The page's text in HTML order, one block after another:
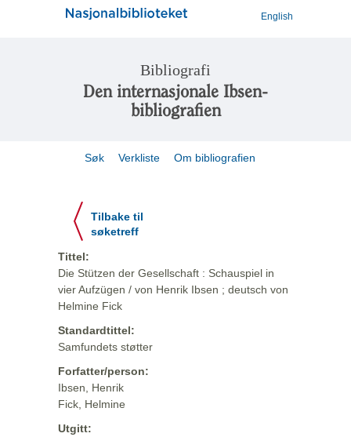
English
Bibliografi
Den internasjonale Ibsen-
bibliografien
Søk Verkliste Om bibliografien
Tilbake til
søketreff
Tittel:
Die Stützen der Gesellschaft : Schauspiel in
vier Aufzügen / von Henrik Ibsen ; deutsch von
Helmine Fick
Standardtittel:
Samfundets støtter
Forfatter/person:
Ibsen, Henrik
Fick, Helmine
Utgitt: